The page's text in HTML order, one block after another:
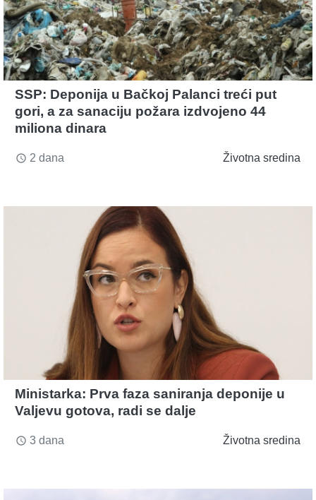
SSP: Deponija u Bačkoj Palanci treći put
gori, a za sanaciju požara izdvojeno 44
miliona dinara
access_time 2 dana Životna sredina
Ministarka: Prva faza saniranja deponije u
Valjevu gotova, radi se dalje
access_time 3 dana Životna sredina